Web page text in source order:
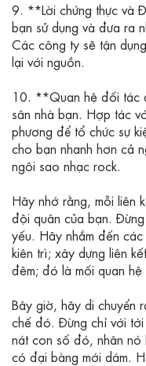
9. **Lời chứng thực và
bạn sử dụng và đưa ra
Các công ty sẽ tận
lại với nguồn.
10. **Quan hệ đối tác
sân nhà bạn. Hợp tác
phương để tổ chức sự
cho bạn nhanh hơn cả
ngôi sao nhạc rock.
Hãy nhớ rằng, mỗi liên
đội quân của bạn.
yếu. Hãy nhắm đến
kiên trì; xây dựng liên
đêm; đó là mối quan hệ
Bây giờ, hãy di chuyển
chế đó. Đừng chỉ với
nát con số đó, nhân nó
có đại bàng mới dám.